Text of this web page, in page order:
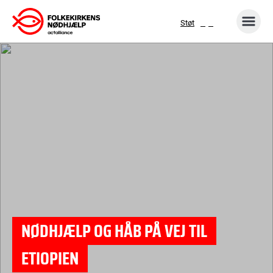
Gå
til
indhold
Støt
NØDHJÆLP OG HÅB PÅ VEJ TIL
ETIOPIEN